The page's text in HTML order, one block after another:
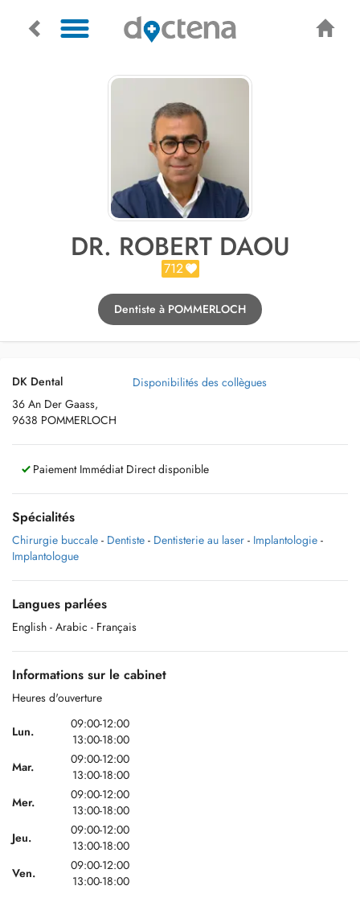
DR. ROBERT DAOU
712
Dentiste à POMMERLOCH
DK Dental
36 An Der Gaass,
9638 POMMERLOCH
Disponibilités des collègues
Paiement Immédiat Direct disponible
Spécialités
Chirurgie buccale - Dentiste - Dentisterie au laser - Implantologie -
Implantologue
Langues parlées
English - Arabic - Français
Informations sur le cabinet
Heures d'ouverture
Lun.
09:00-12:00
13:00-18:00
Mar.
09:00-12:00
13:00-18:00
Mer.
09:00-12:00
13:00-18:00
Jeu.
09:00-12:00
13:00-18:00
Ven.
09:00-12:00
13:00-18:00